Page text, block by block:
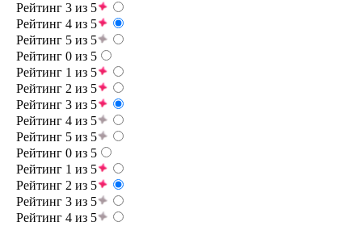
Рейтинг 3 из 5
Рейтинг 4 из 5
Рейтинг 5 из 5
Рейтинг 0 из 5
Рейтинг 1 из 5
Рейтинг 2 из 5
Рейтинг 3 из 5
Рейтинг 4 из 5
Рейтинг 5 из 5
Рейтинг 0 из 5
Рейтинг 1 из 5
Рейтинг 2 из 5
Рейтинг 3 из 5
Рейтинг 4 из 5